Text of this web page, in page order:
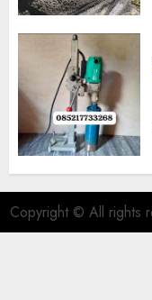
Copyright © All rights